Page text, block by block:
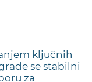
ključnih
se stabilni
za